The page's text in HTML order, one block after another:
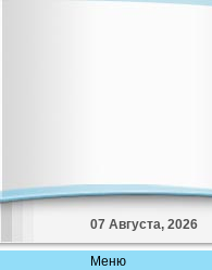
07 Августа, 2026
Меню